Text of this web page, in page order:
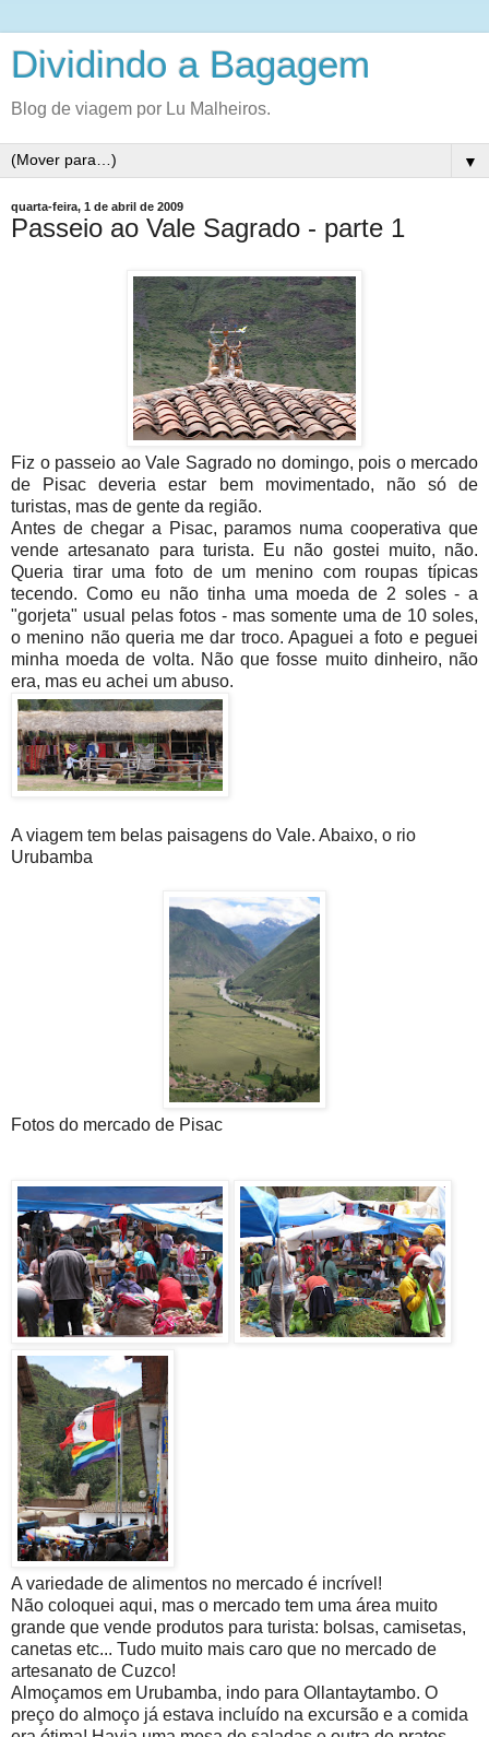
Dividindo a Bagagem
Blog de viagem por Lu Malheiros.
▼
quarta-feira, 1 de abril de 2009
Passeio ao Vale Sagrado - parte 1
Fiz o passeio ao Vale Sagrado no domingo, pois o mercado
de Pisac deveria estar bem movimentado, não só de
turistas, mas de gente da região.
Antes de chegar a Pisac, paramos numa cooperativa que
vende artesanato para turista. Eu não gostei muito, não.
Queria tirar uma foto de um menino com roupas típicas
tecendo. Como eu não tinha uma moeda de 2 soles - a
"gorjeta" usual pelas fotos - mas somente uma de 10 soles,
o menino não queria me dar troco. Apaguei a foto e peguei
minha moeda de volta. Não que fosse muito dinheiro, não
era, mas eu achei um abuso.
A viagem tem belas paisagens do Vale. Abaixo, o rio
Urubamba
Fotos do mercado de Pisac
A variedade de alimentos no mercado é incrível!
Não coloquei aqui, mas o mercado tem uma área muito
grande que vende produtos para turista: bolsas, camisetas,
canetas etc... Tudo muito mais caro que no mercado de
artesanato de Cuzco!
Almoçamos em Urubamba, indo para Ollantaytambo. O
preço do almoço já estava incluído na excursão e a comida